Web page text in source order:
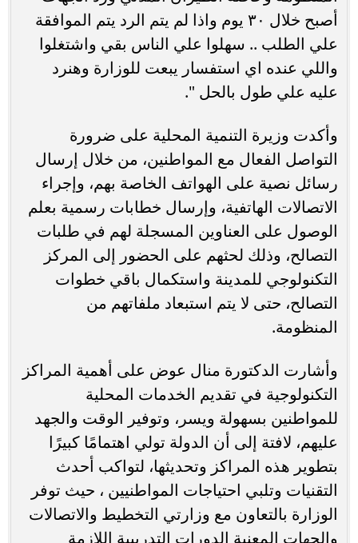
أصبح خلال ٣٠ يوم واذا لم يتم الرد يتم الموافقة
علي الطلب .. سهلوا علي الناس بقي واشتغلوا
واللي عنده اي استفسار يبعت للوزارة وهنرد
عليه علي طول بالحل ".
وأكدت وزيرة التنمية المحلية على ضرورة
التواصل الفعال مع المواطنين، من خلال إرسال
رسائل نصية على الهواتف الخاصة بهم، وإجراء
الاتصالات الهاتفية، وإرسال خطابات رسمية بعلم
الوصول على العناوين المسجلة لهم في طلبات
التصالح، وذلك لحثهم على الحضور إلى المركز
التكنولوجي للمدينة واستكمال باقي خطوات
التصالح، حتى لا يتم استبعاد ملفاتهم من
المنظومة.
وأشارت الدكتورة منال عوض على أهمية المراكز
التكنولوجية في تقديم الخدمات المحلية
للمواطنين بسهولة ويسر، وتوفير الوقت والجهد
عليهم، لافتة إلى أن الدولة تولي اهتمامًا كبيرًا
بتطوير هذه المراكز وتحديثها، لتواكب أحدث
التقنيات وتلبي احتياجات المواطنيين ، حيث توفر
الوزارة بالتعاون مع وزارتي التخطيط والاتصالات
والجهات المعنية الدورات التدريبية اللازمة